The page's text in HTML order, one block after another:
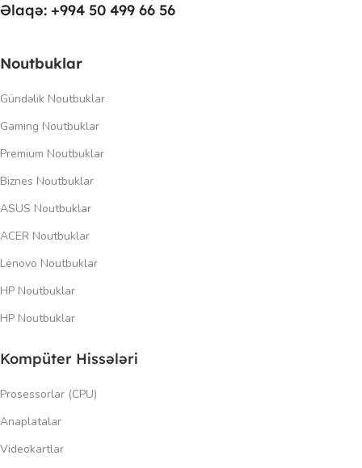
Əlaqə: +994 50 499 66 56
Noutbuklar
Gündəlik Noutbuklar
Gaming Noutbuklar
Premium Noutbuklar
Biznes Noutbuklar
ASUS Noutbuklar
ACER Noutbuklar
Lenovo Noutbuklar
HP Noutbuklar
HP Noutbuklar
Kompüter Hissələri
Prosessorlar (CPU)
Anaplatalar
Videokartlar